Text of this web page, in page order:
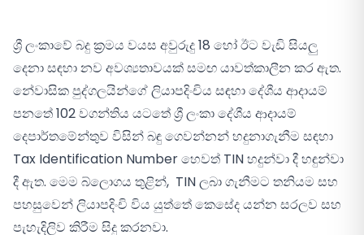
ශ්‍රී ලංකාවේ බදු ක්‍රමය වයස අවුරුදු 18 හෝ ඊට වැඩි සියලු
දෙනා සඳහා නව අවශ්‍යතාවයක් සමඟ යාවත්කාලීන කර ඇත.
නේවාසික පුද්ගලයින්ගේ ලියාපදිංචිය සඳහා දේශීය ආදායම්
පනතේ 102 වගන්තිය යටතේ ශ්‍රී ලංකා දේශීය ආදායම්
දෙපාර්තමේන්තුව විසින් බඳු ගෙවන්නන් හදුනාගැනීම සඳහා
Tax Identification Number හෙවත් TIN හදුන්වා දී හඳුන්වා
දී ඇත. මෙම බ්ලොගය තුළින්, TIN ලබා ගැනීමට තනියම සහ
පහසුවෙන් ලියාපදිංචි විය යුත්තේ කෙසේද යන්න සරලව සහ
පැහැදිලිව කිරීම සිදු කරනවා.